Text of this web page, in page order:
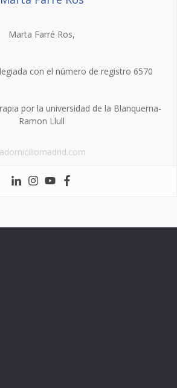
Marta Farré Ros,
con el número de registro 6570
por la universidad de la Blanquerna-
Ramon Llull